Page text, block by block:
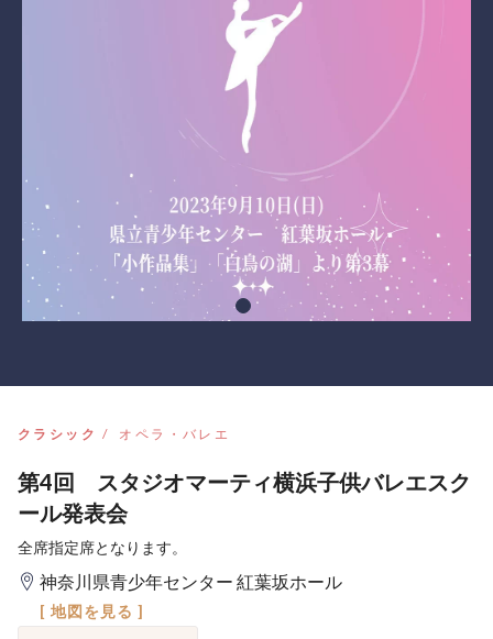
クラシック オペラ・バレエ
第4回 スタジオマーティ横浜子供バレエスク
ール発表会
全席指定席となります。
神奈川県青少年センター 紅葉坂ホール
[ 地図を見る ]